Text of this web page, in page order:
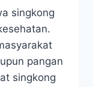
singkong
pangan
singkong